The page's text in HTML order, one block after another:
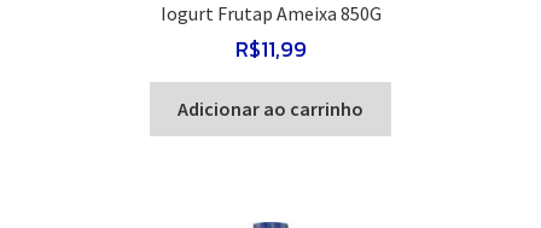
Iogurt Frutap Ameixa 850G
R$11,99
Adicionar ao carrinho